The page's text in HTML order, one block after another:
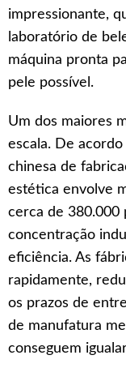
impressionante,
laboratório de
máquina pronta
pele possível.
Um dos maiores
escala. De
chinesa de
estética envolve
cerca de 380.000
concentração
eficiência. As
rapidamente,
os prazos de
de manufatura
conseguem